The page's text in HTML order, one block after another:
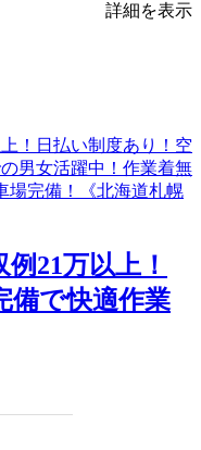
詳細を表示
21万以上！
備で快適作業